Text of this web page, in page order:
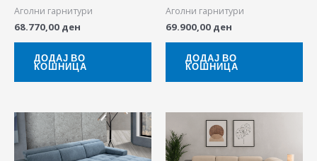
Аголни гарнитури
68.770,00 ден
ДОДАЈ ВО
КОШНИЦА
Аголни гарнитури
69.900,00 ден
ДОДАЈ ВО
КОШНИЦА